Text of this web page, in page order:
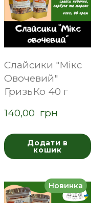
Слайсики "Мікс
Овочевий"
ГризьКо 40 г
140,00  грн
Додати в
кошик
Новинка